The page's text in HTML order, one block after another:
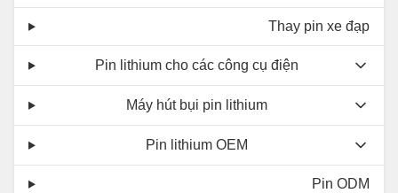
Thay pin xe đạp
Pin lithium cho các công cụ điện
Máy hút bụi pin lithium
Pin lithium OEM
Pin ODM